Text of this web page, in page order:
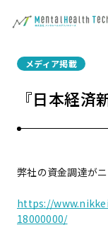
メディア掲載
『日本経済
弊社の資金調達が
https://
18000000/